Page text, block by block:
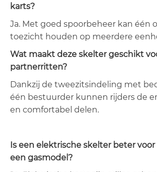
karts?
Ja. Met goed spoorbeheer kan één
toezicht houden op meerdere
Wat maakt deze skelter geschikt
partnerritten?
Dankzij de tweezitsindeling met
één bestuurder kunnen rijders de
en comfortabel delen.
Is een elektrische skelter beter
een gasmodel?